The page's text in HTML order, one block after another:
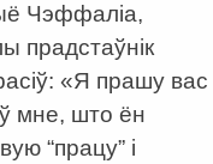
Чэффаліа,
прадстаўнік
«Я прашу вас
мне, што ён
“працу” і